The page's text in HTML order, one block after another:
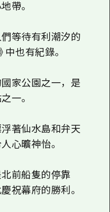
帶。
等待有利潮汐的
中也有紀錄。
家公園之一，是
一。
著仙水島和弁天
心曠神怡。
前船隻的停靠
祝幕府的勝利。